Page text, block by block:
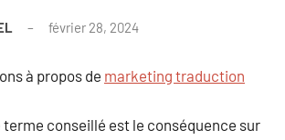
février 28, 2024
à propos de marketing traduction
conseillé est le conséquence sur